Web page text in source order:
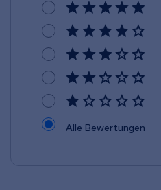
Alle Bewertungen